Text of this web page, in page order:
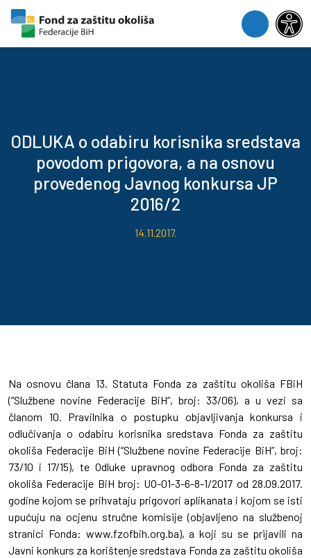
Skip to content
Skip to footer
Menu
ODLUKA o odabiru korisnika sredstava
povodom prigovora, a na osnovu
provedenog Javnog konkursa JP
2016/2
14.11.2017.
Na osnovu člana 13. Statuta Fonda za zaštitu okoliša FBiH
(“Službene novine Federacije BiH”, broj: 33/06), a u vezi sa
članom 10. Pravilnika o postupku objavljivanja konkursa i
odlučivanja o odabiru korisnika sredstava Fonda za zaštitu
okoliša Federacije BiH (“Službene novine Federacije BiH”, broj:
73/10 i 17/15), te Odluke upravnog odbora Fonda za zaštitu
okoliša Federacije BiH broj: UO-01-3-6-8-1/2017 od 28.09.2017.
godine kojom se prihvataju prigovori aplikanata i kojom se isti
upućuju na ocjenu stručne komisije (objavljeno na službenoj
stranici Fonda: www.fzofbih.org.ba), a koji su se prijavili na
Javni konkurs za korištenje sredstava Fonda za zaštitu okoliša